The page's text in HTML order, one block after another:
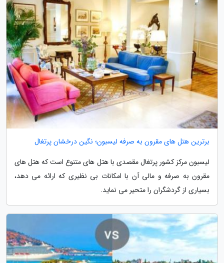
برترین هتل های مقرون به صرفه لیسبون؛ نگین درخشان پرتغال
لیسبون مرکز کشور پرتغال مقصدی با هتل های متنوع است که هتل های
مقرون به صرفه و مالی آن با امکانات بی نظیری که ارائه می دهد،
بسیاری از گردشگران را متحیر می نماید.